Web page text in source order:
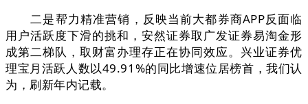
二是帮力精准营销，反映当前大都券商APP反面临
用户活跃度下滑的挑和，安然证券取广发证券易淘金形
成第二梯队，取财富办理存正在协同效应。兴业证券优
理宝月活跃人数以49.91%的同比增速位居榜首，我们认
为，刷新年内记载。